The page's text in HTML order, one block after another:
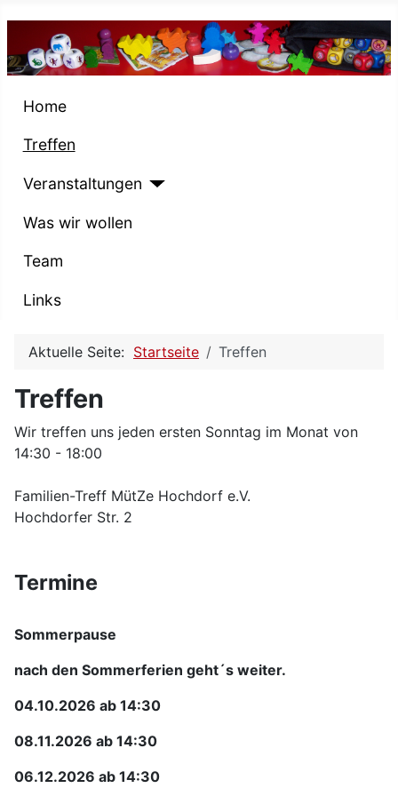
Home
Treffen
Veranstaltungen
Was wir wollen
Team
Links
Aktuelle Seite: Startseite Treffen
Treffen
Wir treffen uns jeden ersten Sonntag im Monat von
14:30 - 18:00
Familien-Treff MütZe Hochdorf e.V.
Hochdorfer Str. 2
Termine
Sommerpause
nach den Sommerferien geht´s weiter.
04.10.2026 ab 14:30
08.11.2026 ab 14:30
06.12.2026 ab 14:30